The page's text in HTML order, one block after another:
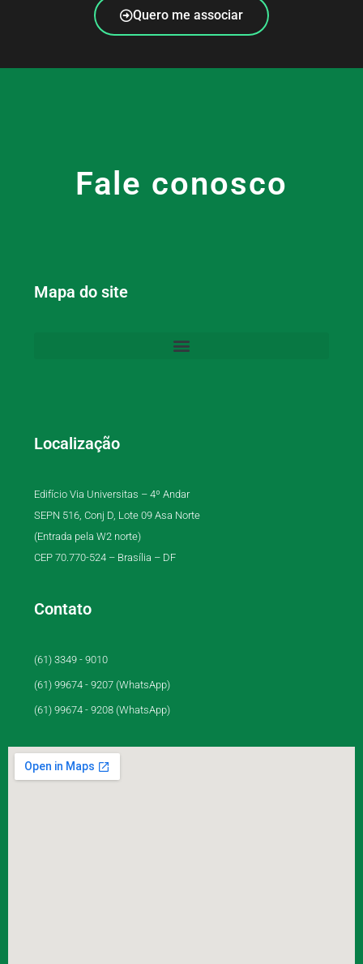
Quero me associar
Fale conosco
Mapa do site
Localização
Edifício Via Universitas – 4º Andar
SEPN 516, Conj D, Lote 09 Asa Norte
(Entrada pela W2 norte)
CEP 70.770-524 – Brasília – DF
Contato
(61) 3349 - 9010
(61) 99674 - 9207 (WhatsApp)
(61) 99674 - 9208 (WhatsApp)